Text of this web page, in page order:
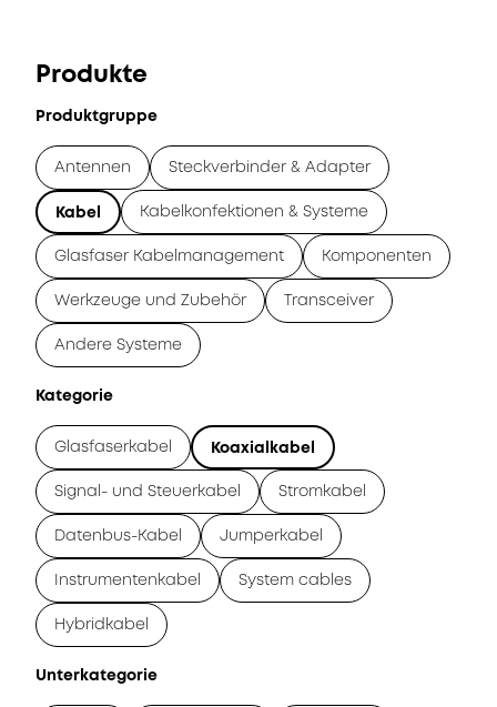
Produkte
Produktgruppe
Antennen Steckverbinder & Adapter
Kabel Kabelkonfektionen & Systeme
Glasfaser Kabelmanagement Komponenten
Werkzeuge und Zubehör Transceiver
Andere Systeme
Kategorie
Glasfaserkabel Koaxialkabel
Signal- und Steuerkabel Stromkabel
Datenbus-Kabel Jumperkabel
Instrumentenkabel System cables
Hybridkabel
Unterkategorie